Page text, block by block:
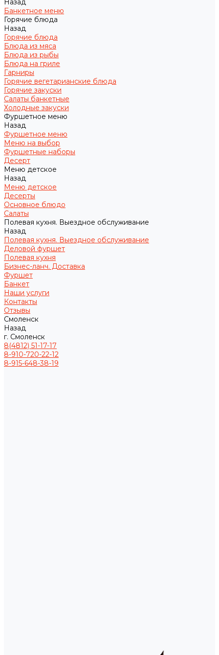
Назад
Банкетное меню
Горячие блюда
Назад
Горячие блюда
Блюда из мяса
Блюда из рыбы
Блюда на гриле
Гарниры
Горячие вегетарианские блюда
Горячие закуски
Салаты банкетные
Холодные закуски
Фуршетное меню
Назад
Фуршетное меню
Меню на выбор
Фуршетные наборы
Десерт
Меню детское
Назад
Меню детское
Десерты
Основное блюдо
Салаты
Полевая кухня. Выездное обслуживание
Назад
Полевая кухня. Выездное обслуживание
Деловой фуршет
Полевая кухня
Бизнес-ланч. Доставка
Фуршет
Банкет
Наши услуги
Контакты
Отзывы
Смоленск
Назад
г. Смоленск
8(4812) 51-17-17
8-910-720-22-12
8-915-648-38-19